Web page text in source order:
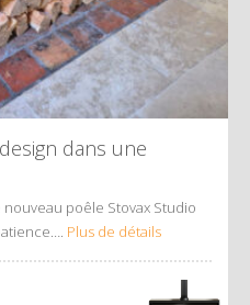
dans une
poêle Stovax Studio
Plus de détails